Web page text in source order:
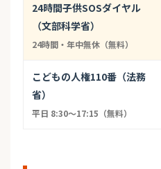
24時間子供SOSダイヤル
（文部科学省）
24時間・年中無休（無料）
こどもの人権110番（法務
省）
平日 8:30〜17:15（無料）